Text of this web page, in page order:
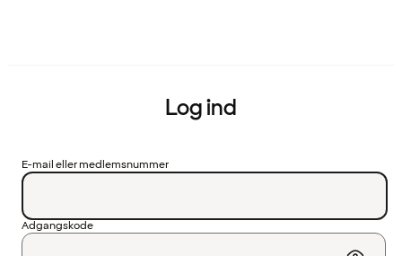
Log ind
E-mail eller medlemsnummer
Adgangskode